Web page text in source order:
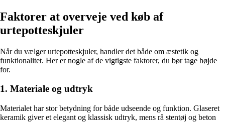
Faktorer at overveje ved køb af
urtepotteskjuler
Når du vælger urtepotteskjuler, handler det både om æstetik og
funktionalitet. Her er nogle af de vigtigste faktorer, du bør tage højde
for.
1. Materiale og udtryk
Materialet har stor betydning for både udseende og funktion. Glaseret
keramik giver et elegant og klassisk udtryk, mens rå stentøj og beton